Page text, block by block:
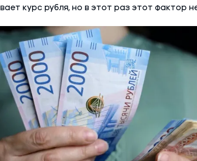
курс рубля, но в этот раз этот фактор